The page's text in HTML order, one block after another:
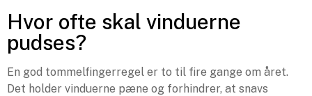
Hvor ofte skal vinduerne
pudses?
En god tommelfingerregel er to til fire gange om året.
Det holder vinduerne pæne og forhindrer, at snavs